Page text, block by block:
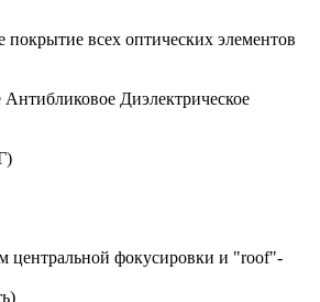
всех оптических элементов
Диэлектрическое
центральной фокусировки и "roof"-